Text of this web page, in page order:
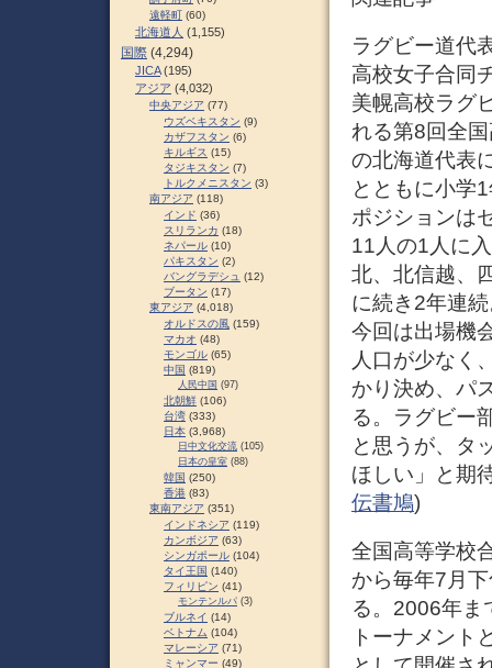
ラグビー道代
高校女子合同
美幌高校ラグ
れる第8回全
の北海道代表
とともに小学
ポジションは
11人の1人に
北、北信越、
に続き2年連
今回は出場機
人口が少なく
かり決め、パ
る。ラグビー
と思うが、タ
ほしい」と期
伝書鳩)
全国高等学校
から毎年7月
る。2006年ま
トーナメント
遠軽町 (60)
北海道人 (1,155)
国際 (4,294)
JICA(195)
アジア (4,032)
中央アジア (77)
ウズベキスタン (9)
カザフスタン (6)
キルギス (15)
タジキスタン (7)
トルクメニスタン (3)
南アジア (118)
インド (36)
スリランカ (18)
ネパール (10)
パキスタン (2)
バングラデシュ (12)
ブータン (17)
東アジア (4,018)
オルドスの風 (159)
マカオ (48)
モンゴル (65)
中国 (819)
人民中国 (97)
北朝鮮 (106)
台湾 (333)
日本 (3,968)
日中文化交流 (105)
日本の皇室 (88)
韓国 (250)
香港 (83)
東南アジア (351)
インドネシア (119)
カンボジア (63)
シンガポール (104)
タイ王国 (140)
フィリピン (41)
モンテンルパ (3)
ブルネイ (14)
ベトナム (104)
マレーシア (71)
ミャンマー (49)